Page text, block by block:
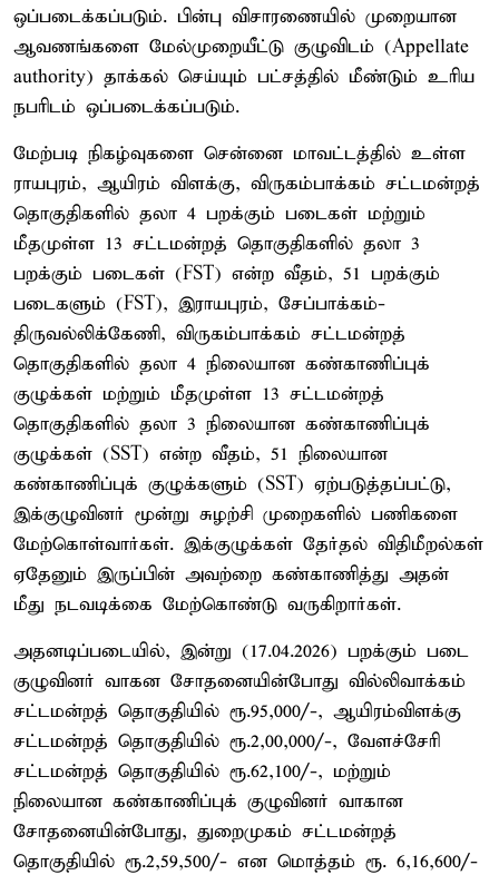
ஒப்படைக்கப்படும். பின்பு விசாரணையில் முறையான
ஆவணங்களை மேல்முறையீட்டு குழுவிடம் (Appellate
authority) தாக்கல் செய்யும் பட்சத்தில் மீண்டும் உரிய
நபரிடம் ஒப்படைக்கப்படும்.
மேற்படி நிகழ்வுகளை சென்னை மாவட்டத்தில் உள்ள
ராயபுரம், ஆயிரம் விளக்கு, விருகம்பாக்கம் சட்டமன்றத்
தொகுதிகளில் தலா 4 பறக்கும் படைகள் மற்றும்
மீதமுள்ள 13 சட்டமன்றத் தொகுதிகளில் தலா 3
பறக்கும் படைகள் (FST) என்ற வீதம், 51 பறக்கும்
படைகளும் (FST), இராயபுரம், சேப்பாக்கம்-
திருவல்லிக்கேணி, விருகம்பாக்கம் சட்டமன்றத்
தொகுதிகளில் தலா 4 நிலையான கண்காணிப்புக்
குழுக்கள் மற்றும் மீதமுள்ள 13 சட்டமன்றத்
தொகுதிகளில் தலா 3 நிலையான கண்காணிப்புக்
குழுக்கள் (SST) என்ற வீதம், 51 நிலையான
கண்காணிப்புக் குழுக்களும் (SST) ஏற்படுத்தப்பட்டு,
இக்குழுவினர் மூன்று சுழற்சி முறைகளில் பணிகளை
மேற்கொள்வார்கள். இக்குழுக்கள் தேர்தல் விதிமீறல்கள்
ஏதேனும் இருப்பின் அவற்றை கண்காணித்து அதன்
மீது நடவடிக்கை மேற்கொண்டு வருகிறார்கள்.
அதனடிப்படையில், இன்று (17.04.2026) பறக்கும் படை
குழுவினர் வாகன சோதனையின்போது வில்லிவாக்கம்
சட்டமன்றத் தொகுதியில் ரூ.95,000/-, ஆயிரம்விளக்கு
சட்டமன்றத் தொகுதியில் ரூ.2,00,000/-, வேளச்சேரி
சட்டமன்றத் தொகுதியில் ரூ.62,100/-, மற்றும்
நிலையான கண்காணிப்புக் குழுவினர் வாகான
சோதனையின்போது, துறைமுகம் சட்டமன்றத்
தொகுதியில் ரூ.2,59,500/- என மொத்தம் ரூ. 6,16,600/-